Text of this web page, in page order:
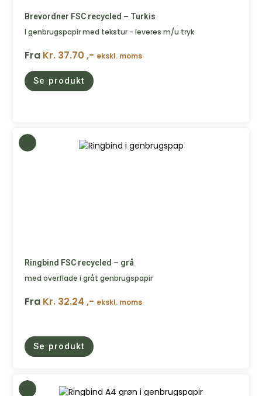
Brevordner FSC recycled – Turkis
I genbrugspapir med tekstur - leveres m/u tryk
Fra Kr. 37.70 ,- ekskl. moms
Se produkt
Ringbind FSC recycled – grå
med overflade i gråt genbrugspapir
Fra Kr. 32.24 ,- ekskl. moms
Se produkt